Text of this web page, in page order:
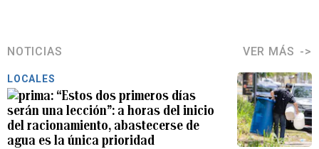
NOTICIAS VER MÁS
LOCALES
“Estos dos primeros días
serán una lección”: a horas del inicio
del racionamiento, abastecerse de
agua es la única prioridad